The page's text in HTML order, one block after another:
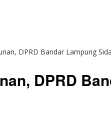
DPRD Bandar Lampung
DPRD